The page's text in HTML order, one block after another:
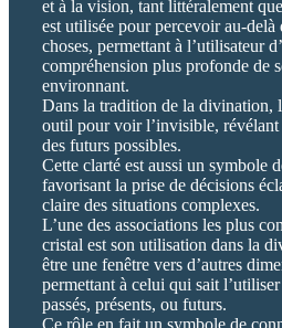
et à la vision, tant littéralement
est utilisée pour percevoir au-delà
choses, permettant à l’utilisateur
compréhension plus profonde de
environnant.
Dans la tradition de la divination,
outil pour voir l’invisible, révélant
des futurs possibles.
Cette clarté est aussi un symbole
favorisant la prise de décisions
claire des situations complexes.
L’une des associations les plus
cristal est son utilisation dans la
être une fenêtre vers d’autres
permettant à celui qui sait
passés, présents, ou futurs.
Ce rôle en fait un symbole de